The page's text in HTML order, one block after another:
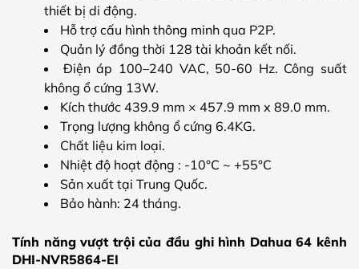
thiết bị di động.
Hỗ trợ cấu hình thông minh qua P2P.
Quản lý đồng thời 128 tài khoản kết nối.
Điện áp 100–240 VAC, 50-60 Hz. Công suất
không ổ cứng 13W.
Kích thước 439.9 mm × 457.9 mm x 89.0 mm.
Trọng lượng không ổ cứng 6.4KG.
Chất liệu kim loại.
Nhiệt độ hoạt động : -10°C ~ +55°C
Sản xuất tại Trung Quốc.
Bảo hành: 24 tháng.
Tính năng vượt trội của đầu ghi hình Dahua 64 kênh
DHI-NVR5864-EI